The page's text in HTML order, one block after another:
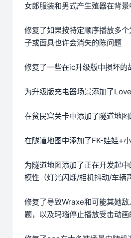
女郎服装和男式产生殖器在背
修复了如果按特定顺序播放多
子或面具也许会消失的陈问题
修复了一些在ic升级版中损坏的
为升级版充电器场景添加了
在贫民窟关卡中添加了隧道地
在隧道地图中添加了FK-娃娃+
为隧道地图添加了正在开发起中
模性（灯光闪烁/相机抖动/车辆
修复了导致Wraxe和可能其她
题，以及玛瑙停止播放受击动画